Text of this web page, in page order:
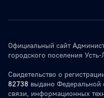
Официальный сайт
городского поселения
Свидетельство о
82738 выдано Федеральной
связи, информационных